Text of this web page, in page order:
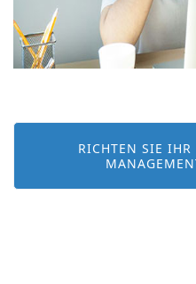
RICHTEN SIE IHR